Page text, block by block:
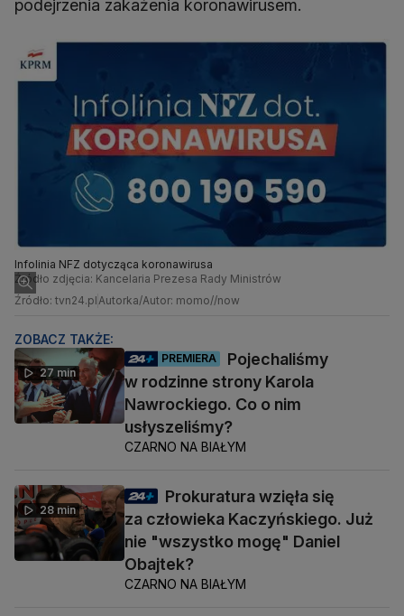
podejrzenia zakażenia koronawirusem.
Infolinia NFZ dotycząca koronawirusa
Źródło zdjęcia: Kancelaria Prezesa Rady Ministrów
Źródło: tvn24.pl Autorka/Autor: momo//now
ZOBACZ TAKŻE:
27 min
PREMIERA
Pojechaliśmy
w rodzinne strony Karola
Nawrockiego. Co o nim
usłyszeliśmy?
CZARNO NA BIAŁYM
28 min
Prokuratura wzięła się
za człowieka Kaczyńskiego. Już
nie "wszystko mogę" Daniel
Obajtek?
CZARNO NA BIAŁYM